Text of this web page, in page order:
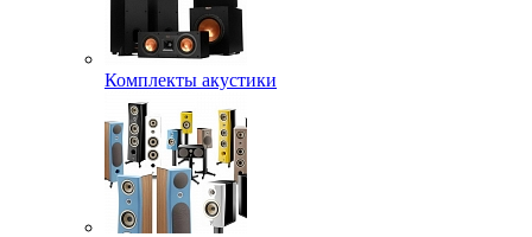
Комплекты акустики